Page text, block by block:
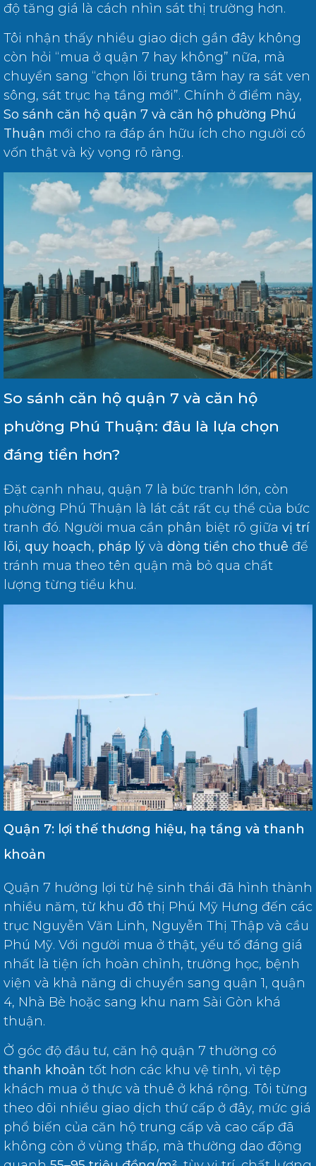
độ tăng giá là cách nhìn sát thị trường hơn.
Tôi nhận thấy nhiều giao dịch gần đây không
còn hỏi “mua ở quận 7 hay không” nữa, mà
chuyển sang “chọn lõi trung tâm hay ra sát ven
sông, sát trục hạ tầng mới”. Chính ở điểm này,
So sánh căn hộ quận 7 và căn hộ phường Phú
Thuận mới cho ra đáp án hữu ích cho người có
vốn thật và kỳ vọng rõ ràng.
So sánh căn hộ quận 7 và căn hộ
phường Phú Thuận: đâu là lựa chọn
đáng tiền hơn?
Đặt cạnh nhau, quận 7 là bức tranh lớn, còn
phường Phú Thuận là lát cắt rất cụ thể của bức
tranh đó. Người mua cần phân biệt rõ giữa vị trí
lõi, quy hoạch, pháp lý và dòng tiền cho thuê để
tránh mua theo tên quận mà bỏ qua chất
lượng từng tiểu khu.
Quận 7: lợi thế thương hiệu, hạ tầng và thanh
khoản
Quận 7 hưởng lợi từ hệ sinh thái đã hình thành
nhiều năm, từ khu đô thị Phú Mỹ Hưng đến các
trục Nguyễn Văn Linh, Nguyễn Thị Thập và cầu
Phú Mỹ. Với người mua ở thật, yếu tố đáng giá
nhất là tiện ích hoàn chỉnh, trường học, bệnh
viện và khả năng di chuyển sang quận 1, quận
4, Nhà Bè hoặc sang khu nam Sài Gòn khá
thuận.
Ở góc độ đầu tư, căn hộ quận 7 thường có
thanh khoản tốt hơn các khu vệ tinh, vì tệp
khách mua ở thực và thuê ở khá rộng. Tôi từng
theo dõi nhiều giao dịch thứ cấp ở đây, mức giá
phổ biến của căn hộ trung cấp và cao cấp đã
không còn ở vùng thấp, mà thường dao động